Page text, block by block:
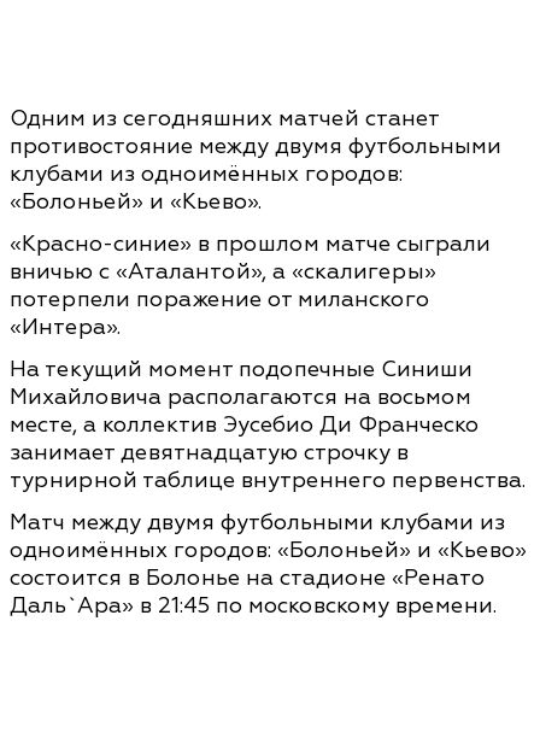
Одним из сегодняшних матчей станет
противостояние между двумя футбольными
клубами из одноимённых городов:
«Болоньей» и «Кьево».
«Красно-синие» в прошлом матче сыграли
вничью с «Аталантой», а «скалигеры»
потерпели поражение от миланского
«Интера».
На текущий момент подопечные Синиши
Михайловича располагаются на восьмом
месте, а коллектив Эусебио Ди Франческо
занимает девятнадцатую строчку в
турнирной таблице внутреннего первенства.
Матч между двумя футбольными клубами из
одноимённых городов: «Болоньей» и «Кьево»
состоится в Болонье на стадионе «Ренато
Даль`Ара» в 21:45 по московскому времени.